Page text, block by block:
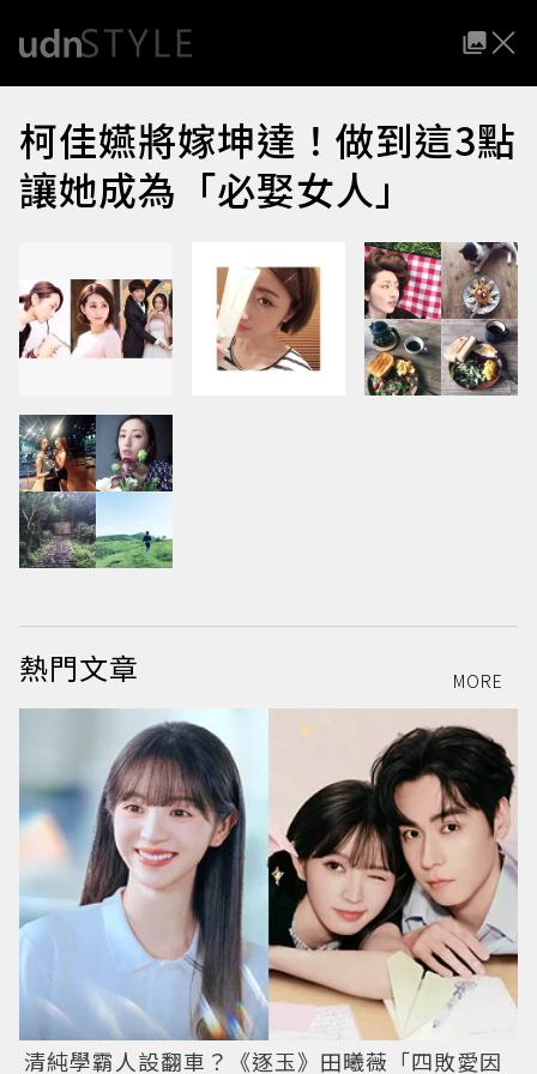
柯佳嬿將嫁坤達！做到這3點
讓她成為「必娶女人」
熱門文章 MORE
清純學霸人設翻車？《逐玉》田曦薇「四敗愛因